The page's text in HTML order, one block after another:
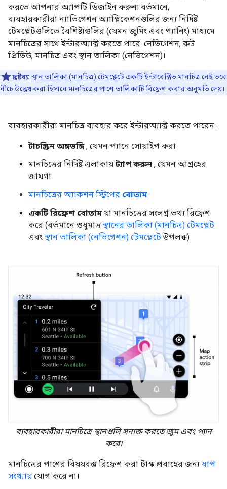
করতে আপনার অ্যাপটি ডিজাইন করুন৷ বর্তমানে,
ব্যবহারকারীরা ন্যাভিগেশন অ্যাপ্লিকেশনগুলির জন্য নির্দিষ্ট
টেমপ্লেটগুলিতে বৈশিষ্ট্যগুলির (যেমন জুমিং এবং প্যানিং) মাধ্যমে
মানচিত্রের সাথে ইন্টারঅ্যাক্ট করতে পারে: নেভিগেশন, রুট
প্রিভিউ, মানচিত্র এবং স্থান তালিকা (নেভিগেশন)।
দ্রষ্টব্য: স্থান তালিকা (মানচিত্র) টেমপ্লেটে একটি ইন্টারেক্টিভ মানচিত্র নেই তবে
নীচে উল্লেখ করা হিসাবে মানচিত্রের পাশে তালিকাটি রিফ্রেশ করার অনুমতি দেয়।
ব্যবহারকারীরা মানচিত্র ব্যবহার করে ইন্টারঅ্যাক্ট করতে পারেন:
টাচস্ক্রিন অঙ্গভঙ্গি, যেমন প্যানে সোয়াইপ করা
মানচিত্রের নির্দিষ্ট এলাকায় ট্যাপ করুন , যেমন আগ্রহের
জায়গা
মানচিত্রের অ্যাকশন স্ট্রিপের বোতাম
একটি রিফ্রেশ বোতাম যা মানচিত্রের সংলগ্ন তথ্য রিফ্রেশ
করে (বর্তমানে শুধুমাত্র স্থানের তালিকা (মানচিত্র) টেমপ্লেট
এবং স্থান তালিকা (নেভিগেশন) টেমপ্লেটেউপলব্ধ)
ব্যবহারকারীরা মানচিত্রে স্থানগুলি সনাক্ত করতে জুম এবং প্যান
করে৷
মানচিত্রের পাশের বিষয়বস্তু রিফ্রেশ করা টাস্ক প্রবাহের জন্য ধাপ
সংখ্যায় যোগ করে না।